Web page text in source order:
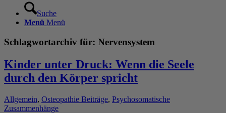
Suche
Menü Menü
Schlagwortarchiv für: Nervensystem
Kinder unter Druck: Wenn die Seele
durch den Körper spricht
Allgemein, Osteopathie Beiträge, Psychosomatische
Zusammenhänge